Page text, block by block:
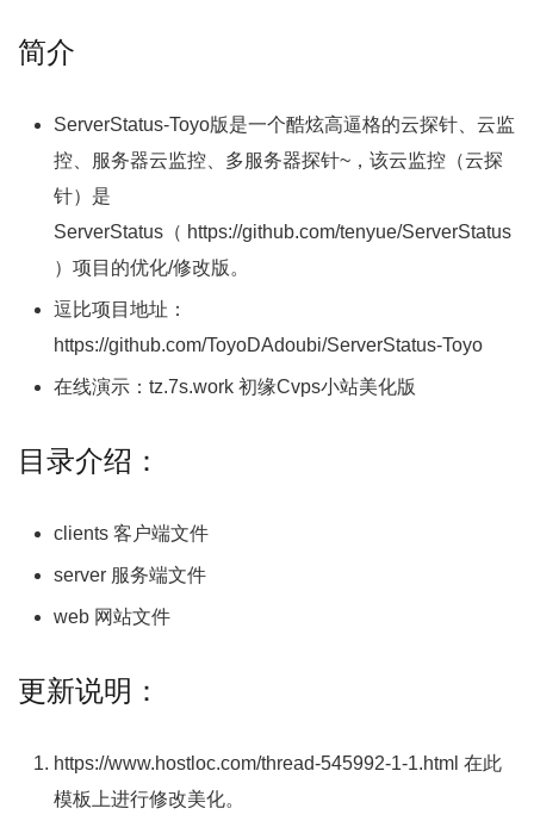
简介
ServerStatus-Toyo版是一个酷炫高逼格的云探针、云监
控、服务器云监控、多服务器探针~，该云监控（云探
针）是
ServerStatus（ https://github.com/tenyue/ServerStatus
）项目的优化/修改版。
逗比项目地址：
https://github.com/ToyoDAdoubi/ServerStatus-Toyo
在线演示：tz.7s.work 初缘Cvps小站美化版
目录介绍：
clients 客户端文件
server 服务端文件
web 网站文件
更新说明：
https://www.hostloc.com/thread-545992-1-1.html 在此
模板上进行修改美化。